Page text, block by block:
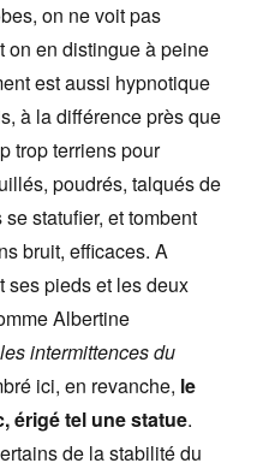
on ne voit pas
on en distingue à peine
est aussi hypnotique
à la différence près que
trop terriens pour
poudrés, talqués de
statufier, et tombent
bruit, efficaces. A
ses pieds et les deux
Albertine
intermittences du
ici, en revanche, le
érigé tel une statue.
de la stabilité du